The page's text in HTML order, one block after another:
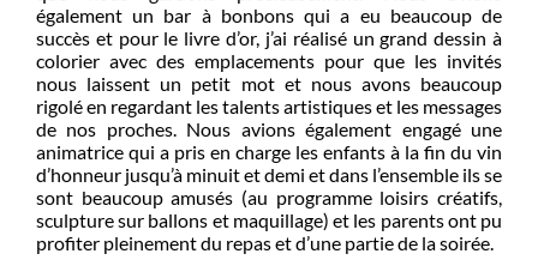
également un bar à bonbons qui a eu beaucoup de
succès et pour le livre d’or, j’ai réalisé un grand dessin à
colorier avec des emplacements pour que les invités
nous laissent un petit mot et nous avons beaucoup
rigolé en regardant les talents artistiques et les messages
de nos proches. Nous avions également engagé une
animatrice qui a pris en charge les enfants à la fin du vin
d’honneur jusqu’à minuit et demi et dans l’ensemble ils se
sont beaucoup amusés (au programme loisirs créatifs,
sculpture sur ballons et maquillage) et les parents ont pu
profiter pleinement du repas et d’une partie de la soirée.